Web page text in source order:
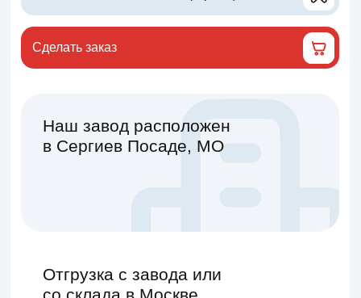
Доставка
по России и СНГ
Наш завод расположен